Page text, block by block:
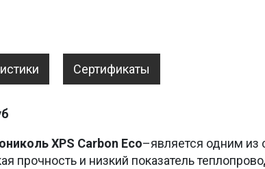
Сертификаты
XPS Carbon Eco–является одним
прочность и низкий показатель